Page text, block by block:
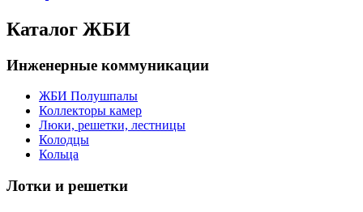
Каталог ЖБИ
Инженерные коммуникации
ЖБИ Полушпалы
Коллекторы камер
Люки, решетки, лестницы
Колодцы
Кольца
Лотки и решетки